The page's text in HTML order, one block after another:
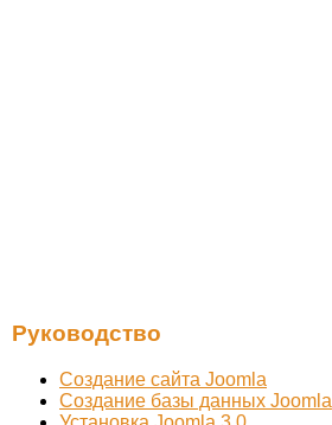
Руководство
Создание сайта Joomla
Создание базы данных Joomla